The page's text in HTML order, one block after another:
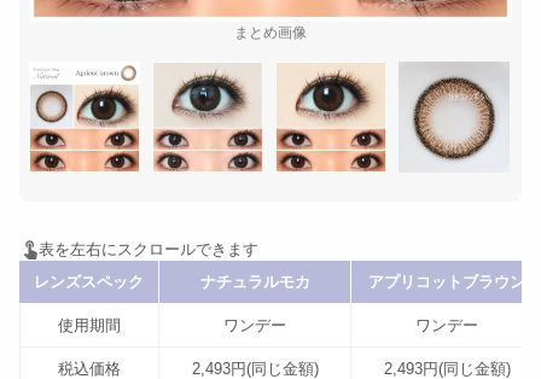
まとめ画像
レンズスペック ナチュラルモカ アプリコットブラウン
使用期間 ワンデー ワンデー
税込価格 2,493円(同じ金額) 2,493円(同じ金額)